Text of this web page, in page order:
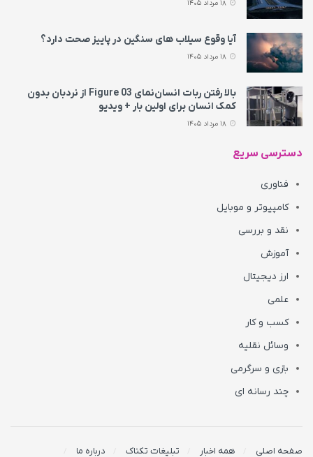
آیا وقوع سیلاب های سنگین در پاییز صحت دارد؟
بالا رفتن ربات انسان‌نمای Figure 03 از نردبان بدون
کمک انسان برای اولین بار + ویدیو
دسترسی سریع
فناوری
کامپیوتر و موبایل
نقد و بررسی
آموزش
ارز دیجیتال
علمی
کسب و کار
وسائل نقلیه
بازی و سرگرمی
چند رسانه ای
صفحه اصلی همه اخبار تبلیغات تکناک درباره ما